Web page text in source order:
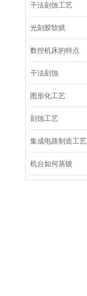
干法刻蚀工艺
光刻胶软烘
数控机床的特点
干法刻蚀
图形化工艺
刻蚀工艺
集成电路制造工艺
机台如何蒸镀